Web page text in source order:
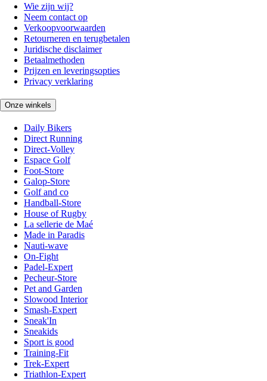
Wie zijn wij?
Neem contact op
Verkoopvoorwaarden
Retourneren en terugbetalen
Juridische disclaimer
Betaalmethoden
Prijzen en leveringsopties
Privacy verklaring
Onze winkels
Daily Bikers
Direct Running
Direct-Volley
Espace Golf
Foot-Store
Galop-Store
Golf and co
Handball-Store
House of Rugby
La sellerie de Maé
Made in Paradis
Nauti-wave
On-Fight
Padel-Expert
Pecheur-Store
Pet and Garden
Slowood Interior
Smash-Expert
Sneak'In
Sneakids
Sport is good
Training-Fit
Trek-Expert
Triathlon-Expert